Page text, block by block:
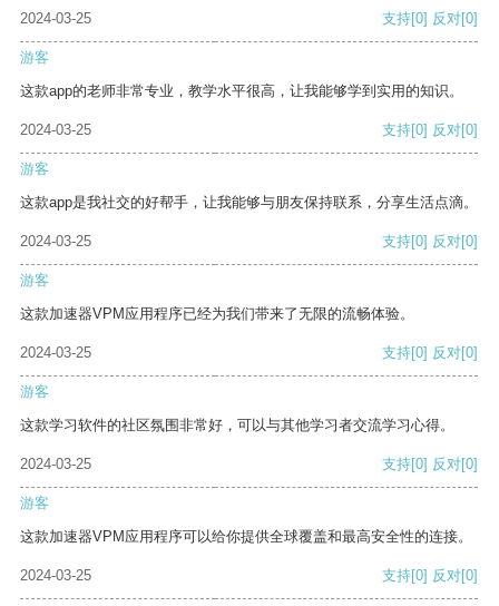
2024-03-25
支持[0] 反对[0]
游客
这款app的老师非常专业，教学水平很高，让我能够学到实用的知识。
2024-03-25 支持[0] 反对[0]
游客
这款app是我社交的好帮手，让我能够与朋友保持联系，分享生活点滴。
2024-03-25 支持[0] 反对[0]
游客
这款加速器VPM应用程序已经为我们带来了无限的流畅体验。
2024-03-25 支持[0] 反对[0]
游客
这款学习软件的社区氛围非常好，可以与其他学习者交流学习心得。
2024-03-25 支持[0] 反对[0]
游客
这款加速器VPM应用程序可以给你提供全球覆盖和最高安全性的连接。
2024-03-25 支持[0] 反对[0]